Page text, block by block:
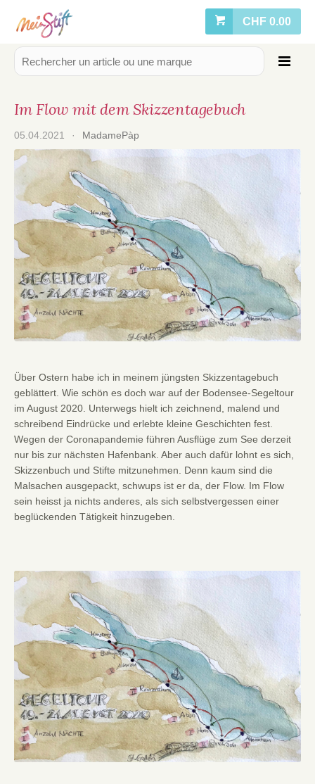
CHF 0.00
Im Flow mit dem Skizzentagebuch
05.04.2021 · MadamePàp
Über Ostern habe ich in meinem jüngsten Skizzentagebuch
geblättert. Wie schön es doch war auf der Bodensee-Segeltour
im August 2020. Unterwegs hielt ich zeichnend, malend und
schreibend Eindrücke und erlebte kleine Geschichten fest.
Wegen der Coronapandemie führen Ausflüge zum See derzeit
nur bis zur nächsten Hafenbank. Aber auch dafür lohnt es sich,
Skizzenbuch und Stifte mitzunehmen. Denn kaum sind die
Malsachen ausgepackt, schwups ist er da, der Flow. Im Flow
sein heisst ja nichts anderes, als sich selbstvergessen einer
beglückenden Tätigkeit hinzugeben.